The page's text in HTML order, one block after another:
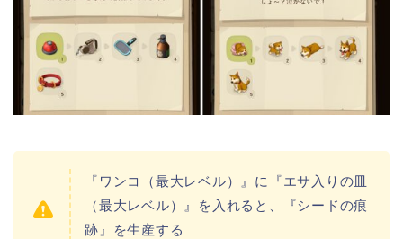
『ワンコ（最大レベル）』に『エサ入りの皿
（最大レベル）』を入れると、『シードの痕
跡』を生産する